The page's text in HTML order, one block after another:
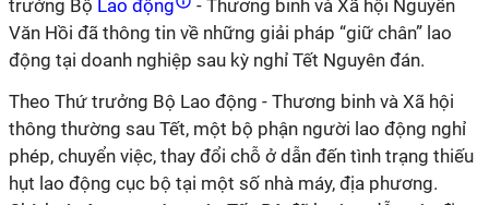
trưởng Bộ Lao động
- Thương binh và Xã hội Nguyễn
Văn Hồi đã thông tin về những giải pháp “giữ chân” lao
động tại doanh nghiệp sau kỳ nghỉ Tết Nguyên đán.
Theo Thứ trưởng Bộ Lao động - Thương binh và Xã hội
thông thường sau Tết, một bộ phận người lao động nghỉ
phép, chuyển việc, thay đổi chỗ ở dẫn đến tình trạng thiếu
hụt lao động cục bộ tại một số nhà máy, địa phương.